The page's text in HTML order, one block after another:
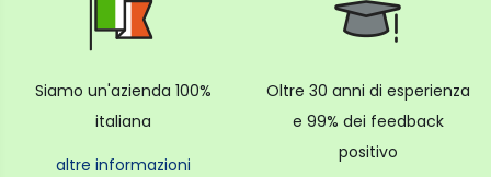
Siamo un'azienda 100%
italiana
altre informazioni
Oltre 30 anni di esperienza
e 99% dei feedback
positivo